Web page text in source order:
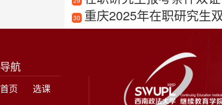
30 重庆2025年在职研究生
导航
首页
选课